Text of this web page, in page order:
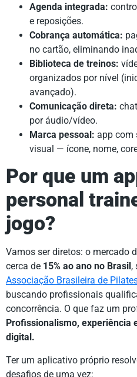
Agenda integrada:
e reposições.
Cobrança automática:
no cartão, eliminando
Biblioteca de treinos:
organizados por nível
avançado).
Comunicação direta:
por áudio/vídeo.
Marca pessoal: app com
visual — ícone, nome,
Por que um
personal
jogo?
Vamos ser diretos: o mercado
cerca de 15% ao ano no Brasil ,
Associação Brasileira de
buscando profissionais
concorrência. O que faz um
Profissionalismo, experiência
digital.
Ter um aplicativo próprio
desafios de uma vez: